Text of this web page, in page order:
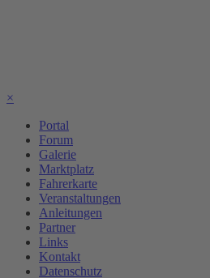
×
Portal
Forum
Galerie
Marktplatz
Fahrerkarte
Veranstaltungen
Anleitungen
Partner
Links
Kontakt
Datenschutz